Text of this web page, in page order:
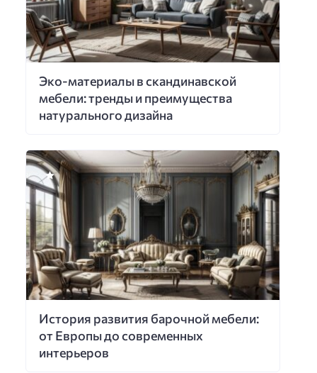
Эко-материалы в скандинавской
мебели: тренды и преимущества
натурального дизайна
История развития барочной мебели:
от Европы до современных
интерьеров